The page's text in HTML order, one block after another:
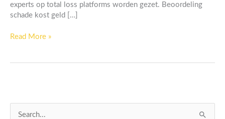
experts op total loss platforms worden gezet. Beoordeling
schade kost geld […]
zo
cruciaal
Read More »